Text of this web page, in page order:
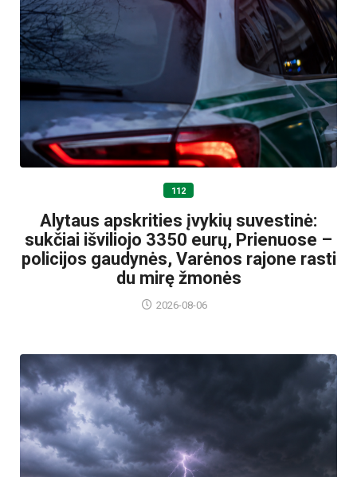
112
Alytaus apskrities įvykių suvestinė:
sukčiai išviliojo 3350 eurų, Prienuose –
policijos gaudynės, Varėnos rajone rasti
du mirę žmonės
2026-08-06